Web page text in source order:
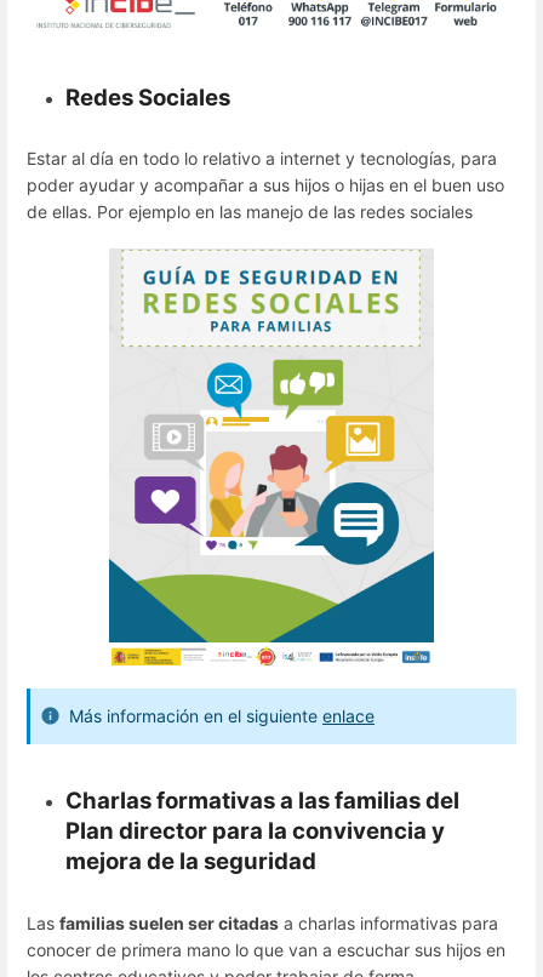
Redes Sociales
Estar al día en todo lo relativo a internet y tecnologías, para
poder ayudar y acompañar a sus hijos o hijas en el buen uso
de ellas. Por ejemplo en las manejo de las redes sociales
Más información en el siguiente enlace
Charlas formativas a las familias del
Plan director para la convivencia y
mejora de la seguridad
Las familias suelen ser citadas a charlas informativas para
conocer de primera mano lo que van a escuchar sus hijos en